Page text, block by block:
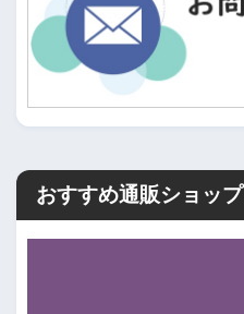
おすすめ通販ショップ